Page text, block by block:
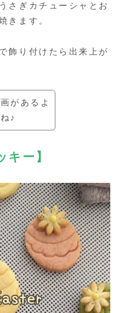
さぎカチューシャとお
きます。
飾り付けたら出来上が
があるよ
♪
キー】